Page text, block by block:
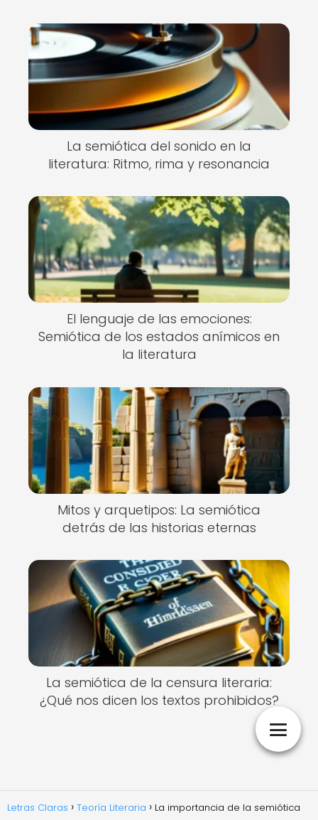
La semiótica del sonido en la
literatura: Ritmo, rima y resonancia
El lenguaje de las emociones:
Semiótica de los estados anímicos en
la literatura
Mitos y arquetipos: La semiótica
detrás de las historias eternas
La semiótica de la censura literaria:
¿Qué nos dicen los textos prohibidos?
Letras Claras Teoría Literaria La importancia de la semiótica